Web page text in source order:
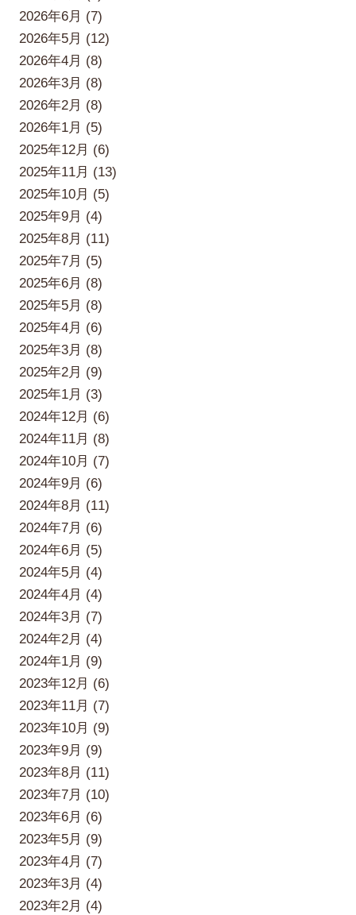
2026年6月 (7)
2026年5月 (12)
2026年4月 (8)
2026年3月 (8)
2026年2月 (8)
2026年1月 (5)
2025年12月 (6)
2025年11月 (13)
2025年10月 (5)
2025年9月 (4)
2025年8月 (11)
2025年7月 (5)
2025年6月 (8)
2025年5月 (8)
2025年4月 (6)
2025年3月 (8)
2025年2月 (9)
2025年1月 (3)
2024年12月 (6)
2024年11月 (8)
2024年10月 (7)
2024年9月 (6)
2024年8月 (11)
2024年7月 (6)
2024年6月 (5)
2024年5月 (4)
2024年4月 (4)
2024年3月 (7)
2024年2月 (4)
2024年1月 (9)
2023年12月 (6)
2023年11月 (7)
2023年10月 (9)
2023年9月 (9)
2023年8月 (11)
2023年7月 (10)
2023年6月 (6)
2023年5月 (9)
2023年4月 (7)
2023年3月 (4)
2023年2月 (4)